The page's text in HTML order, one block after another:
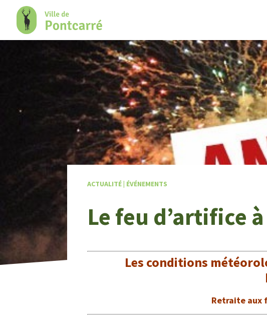
Confort +
ACTUALITÉ| ÉVÉNEMENTS
Le feu d’artifice
Les conditions
Retraite aux